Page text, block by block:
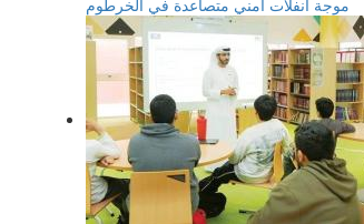
موجة انفلات أمني متصاعدة في الخرطوم